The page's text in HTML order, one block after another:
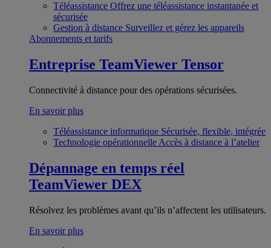
Téléassistance Offrez une téléassistance instantanée et
sécurisée
Gestion à distance Surveillez et gérez les appareils
Abonnements et tarifs
Entreprise TeamViewer Tensor
Connectivité à distance pour des opérations sécurisées.
En savoir plus
Téléassistance informatique Sécurisée, flexible, intégrée
Technologie opérationnelle Accès à distance à l’atelier
Dépannage en temps réel
TeamViewer DEX
Résolvez les problèmes avant qu’ils n’affectent les utilisateurs.
En savoir plus